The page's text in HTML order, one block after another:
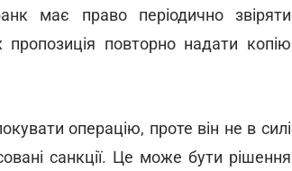
має право періодично звіряти
повторно надати копію
операцію, проте він не в силі
санкції. Це може бути рішення